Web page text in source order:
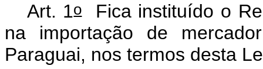
Art. 1oFica instituído o
na importação de
Paraguai, nos termos desta